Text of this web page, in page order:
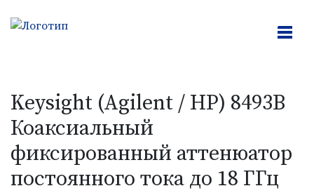
Keysight (Agilent / HP) 8493B
Коаксиальный
фиксированный аттенюатор
постоянного тока до 18 ГГц